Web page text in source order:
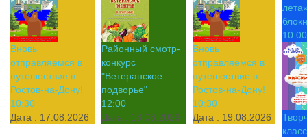
Вновь
отправляемся в
путешествие в
Ростов-на-Дону!
10:30
Дата : 17.08.2026
Районный смотр-
конкурс
"Ветеранское
подворье"
12:00
Дата : 18.08.2026
Вновь
отправляемся в
путешествие в
Ростов-на-Дону!
10:30
Дата : 19.08.2026
10:00